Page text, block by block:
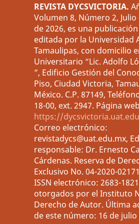
REVISTA DYCSVICTORIA.
Volumen 8, Número 2,
de 2026, es una
editada por la Universidad
Tamaulipas, con domicilio
Universitario “Lic. Adolfo
”, Edificio Gestión del
Piso, Ciudad Victoria,
México. C.P. 87149,
18-00, ext. 2947. Página
https://
Correo electrónico:
revistadycs@uat.edu.mx,
responsable: Dr. Ernesto
Cárdenas. Reserva de
Exclusivo No. 04-2020-
ISSN electrónico: 2683-
otorgados por el Instituto
Derecho de Autor. Última
de este número: 16 de julio